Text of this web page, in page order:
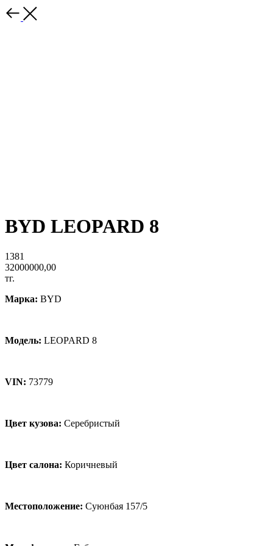
BYD LEOPARD 8
1381
32000000,00
тг.
Марка: BYD
Модель: LEOPARD 8
VIN: 73779
Цвет кузова: Серебристый
Цвет салона: Коричневый
Местоположение: Суюнбая 157/5